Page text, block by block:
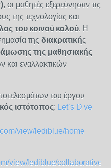
, οι μαθητές εξερεύνησαν τις
της τεχνολογίας και
του κοινού καλού. Η
της διακρατικής
της μαθησιακής
και εναλλακτικών
του έργου
ιστότοπος: Let’s Dive
view/lediblue/home
view/lediblue/collaborative-